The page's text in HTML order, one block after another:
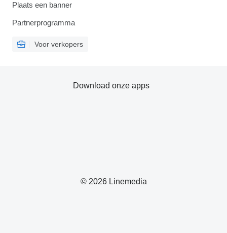
Plaats een banner
Partnerprogramma
Voor verkopers
© 2026 Linemedia
Download onze apps